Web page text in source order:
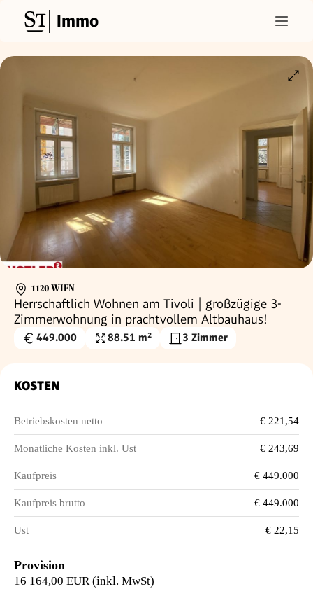
Immo
1120 WIEN
Herrschaftlich Wohnen am Tivoli | großzügige 3-
Zimmerwohnung in prachtvollem Altbauhaus!
Kaufpreis
449.000
Wohnfläche
88.51 m² 3 Zimmer
KOSTEN
Betriebskosten netto € 221,54
Monatliche Kosten inkl. Ust € 243,69
Kaufpreis € 449.000
Kaufpreis brutto € 449.000
Ust € 22,15
Provision
16 164,00 EUR (inkl. MwSt)